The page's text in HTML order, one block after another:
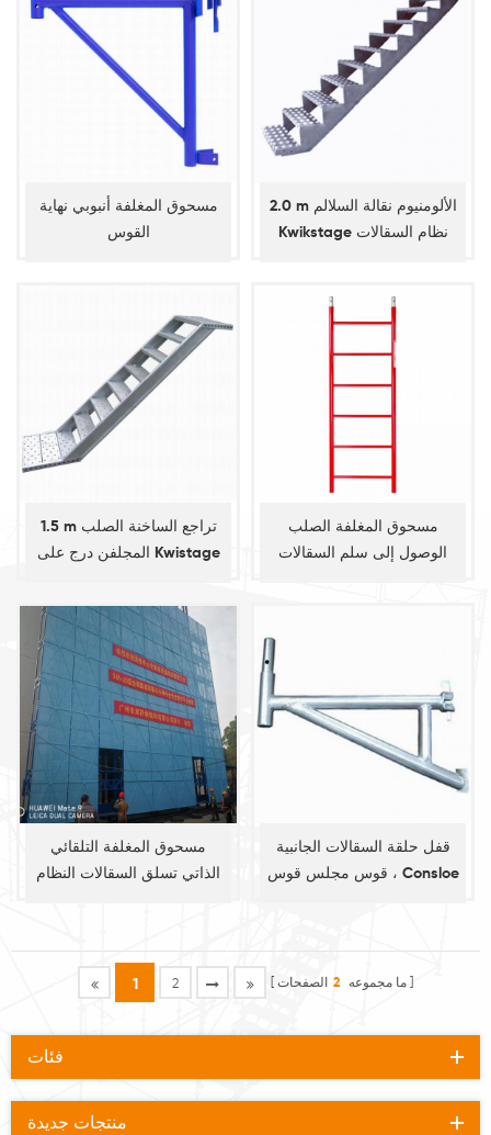
مسحوق المغلفة أنبوبي نهاية
القوس
2.0 m الألومنيوم نقالة السلالم
Kwikstage نظام السقالات
1.5 m تراجع الساخنة الصلب
المجلفن درج على Kwistage
مسحوق المغلفة الصلب
الوصول إلى سلم السقالات
مسحوق المغلفة التلقائي
الذاتي تسلق السقالات النظام
قفل حلقة السقالات الجانبية
قوس مجلس قوس ، Consloe
1 2 ما مجموعه 2 الصفحات
فئات
منتجات جديدة